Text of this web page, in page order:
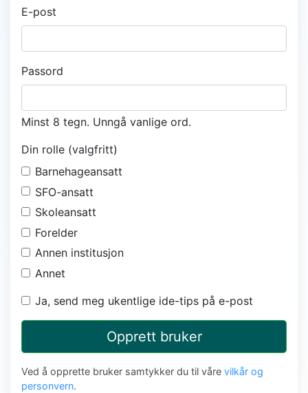
E-post
Passord
Minst 8 tegn. Unngå vanlige ord.
Din rolle (valgfritt)
Barnehageansatt
SFO-ansatt
Skoleansatt
Forelder
Annen institusjon
Annet
Ja, send meg ukentlige ide-tips på e-post
Opprett bruker
Ved å opprette bruker samtykker du til våre vilkår og
personvern.